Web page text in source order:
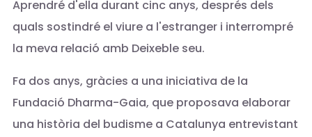
Aprendré d'ella durant cinc anys, després dels
quals sostindré el viure a l'estranger i interrompré
la meva relació amb Deixeble seu.
Fa dos anys, gràcies a una iniciativa de la
Fundació Dharma-Gaia, que proposava elaborar
una història del budisme a Catalunya entrevistant